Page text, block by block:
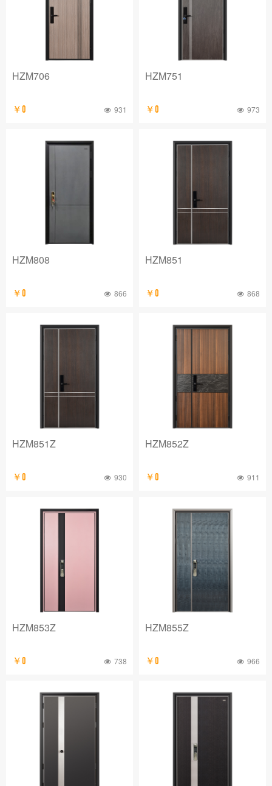
HZM706
￥0 931
HZM751
￥0 973
HZM808
￥0 866
HZM851
￥0 868
HZM851Z
￥0 930
HZM852Z
￥0 911
HZM853Z
￥0 738
HZM855Z
￥0 966